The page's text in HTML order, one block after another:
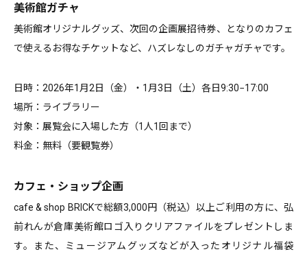
美術館ガチャ
美術館オリジナルグッズ、次回の企画展招待券、となりのカフェ
で使えるお得なチケットなど、ハズレなしのガチャガチャです。
日時：2026年1月2日（金）・1月3日（土）各日9:30−17:00
場所：ライブラリー
対象：展覧会に入場した方（1人1回まで）
料金：無料（要観覧券）
カフェ・ショップ企画
cafe & shop BRICKで総額3,000円（税込）以上ご利用の方に、弘
前れんが倉庫美術館ロゴ入りクリアファイルをプレゼントしま
す。また、ミュージアムグッズなどが入ったオリジナル福袋